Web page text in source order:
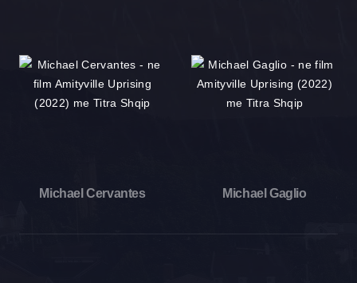
Michael Cervantes Michael Gaglio